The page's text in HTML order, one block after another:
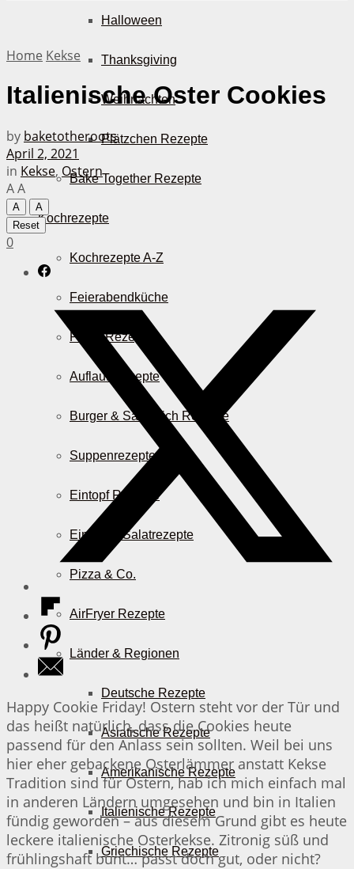
Halloween
Thanksgiving
Weihnachten
Plätzchen Rezepte
Bake Together Rezepte
Kochrezepte
Kochrezepte A-Z
Feierabendküche
Pasta Rezepte
Auflauf Rezepte
Burger & Sandwich Rezepte
Suppenrezepte
Eintopf Rezepte
Einfache Salatrezepte
Pizza & Co.
AirFryer Rezepte
Länder & Regionen
Deutsche Rezepte
Asiatische Rezepte
Amerikanische Rezepte
Italienische Rezepte
Griechische Rezepte
Home Kekse
Italienische Oster Cookies
by baketotheroots
April 2, 2021
in Kekse, Ostern
AA
A
A
Reset
0
Happy Cookie Friday! Ostern steht vor der Tür und
das heißt natürlich, dass die Cookies heute
passend für den Anlass sein sollten. Weil bei uns
hier eher gebackene Osterlämmer anstatt Kekse
Tradition sind für Ostern, hab ich mich einfach mal
in anderen Ländern umgesehen und bin in Italien
fündig geworden – aus diesem Grund gibt es heute
leckere italienische Osterkekse. Zitronig süß und
frühlingshaft bunt… passt doch gut, oder nicht?